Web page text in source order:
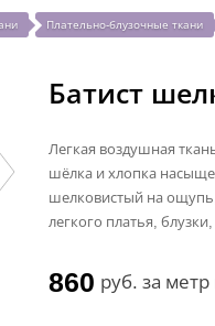
Плательно-блузочные ткани
Батист
Легкая воздушная
шёлка и хлопка
шелковистый на
легкого платья,
860 руб. за